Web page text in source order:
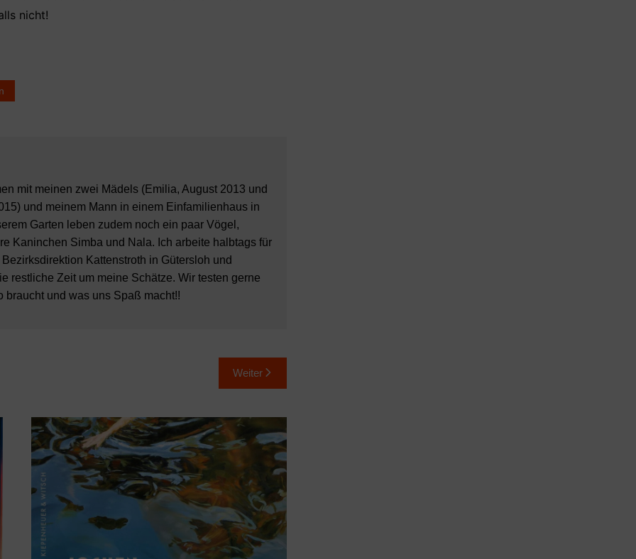
nicht!
mit meinen zwei Mädels (Emilia, August 2013 und
und meinem Mann in einem Einfamilienhaus in
Garten leben zudem noch ein paar Vögel,
Kaninchen Simba und Nala. Ich arbeite halbtags für
Kattenstroth in Gütersloh und
restliche Zeit um meine Schätze. Wir testen gerne
braucht und was uns Spaß macht!!
Weiter